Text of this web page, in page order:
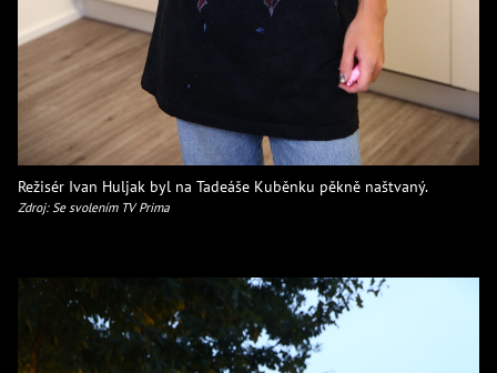
Režisér Ivan Huljak byl na Tadeáše Kuběnku pěkně naštvaný.
Zdroj: Se svolením TV Prima